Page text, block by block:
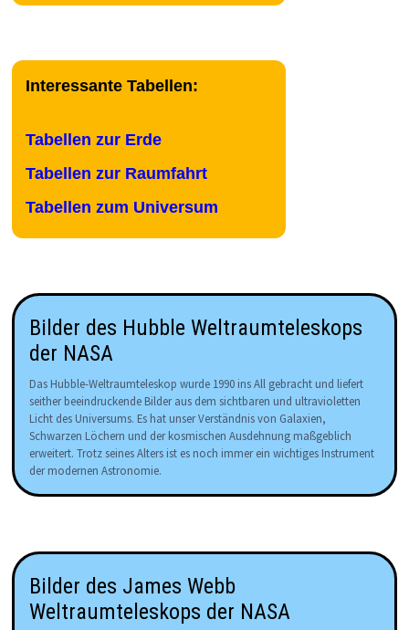
Interessante Tabellen:
Tabellen zur Erde
Tabellen zur Raumfahrt
Tabellen zum Universum
Bilder des Hubble Weltraumteleskops
der NASA
Das Hubble-Weltraumteleskop wurde 1990 ins All gebracht und liefert
seither beeindruckende Bilder aus dem sichtbaren und ultravioletten
Licht des Universums. Es hat unser Verständnis von Galaxien,
Schwarzen Löchern und der kosmischen Ausdehnung maßgeblich
erweitert. Trotz seines Alters ist es noch immer ein wichtiges Instrument
der modernen Astronomie.
Bilder des James Webb
Weltraumteleskops der NASA